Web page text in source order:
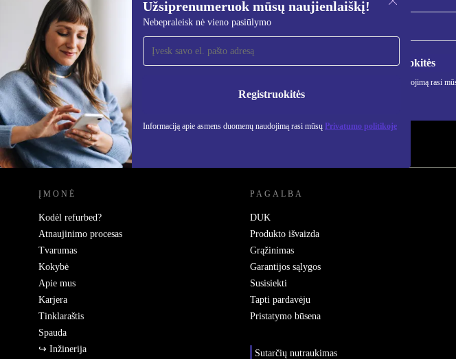
Užsiprenumeruok mūsų naujienlaiškį!
Nebepraleisk nė vieno pasiūlymo
Registruokitės
Informaciją apie asmens duomenų naudojimą rasi mūsų Privatumo politikoje
Užsiprenumeruok mūsų
naujienlaiškį!
Nebepraleisk nė vieno pasiūlymo.
Registruokitės
Informaciją apie asmens duomenų naudojimą rasi
Privatumo politikoje
REFURBED LIETUVA - RETHINK NEW.
ĮMONĖ
Kodėl refurbed?
Atnaujinimo procesas
Tvarumas
Kokybė
Apie mus
Karjera
Tinklaraštis
Spauda
↪ Inžinerija
PAGALBA
DUK
Produkto išvaizda
Grąžinimas
Garantijos sąlygos
Susisiekti
Tapti pardavėju
Pristatymo būsena
Sutarčių nutraukimas